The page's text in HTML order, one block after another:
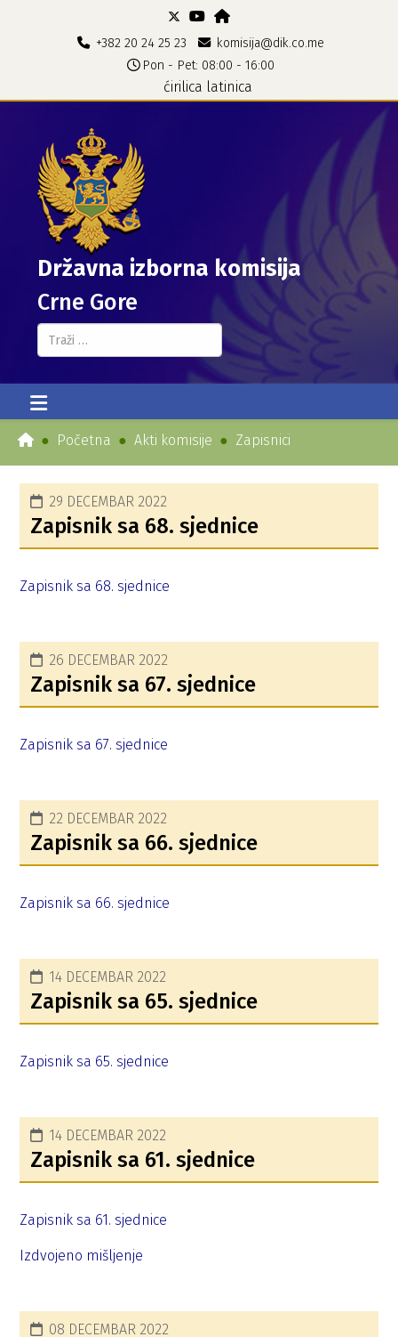
+382 20 24 25 23
komisija@dik.co.me
Pon - Pet: 08:00 - 16:00
ćirilica latinica
Državna izborna komisija
Crne Gore
Pretraga...
Početna Akti komisije Zapisnici
29 DECEMBAR 2022
Zapisnik sa 68. sjednice
Zapisnik sa 68. sjednice
26 DECEMBAR 2022
Zapisnik sa 67. sjednice
Zapisnik sa 67. sjednice
22 DECEMBAR 2022
Zapisnik sa 66. sjednice
Zapisnik sa 66. sjednice
14 DECEMBAR 2022
Zapisnik sa 65. sjednice
Zapisnik sa 65. sjednice
14 DECEMBAR 2022
Zapisnik sa 61. sjednice
Zapisnik sa 61. sjednice
Izdvojeno mišljenje
08 DECEMBAR 2022